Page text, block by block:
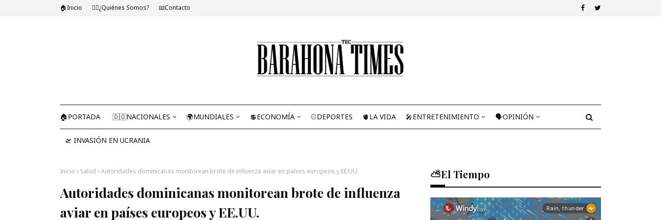
🏠Inicio 🤷‍♂️¿Quiénes Somos? 📧Contacto
🏠PORTADA 🇩🇴NACIONALES 🌍MUNDIALES 💲ECONOMÍA ⚾DEPORTES 🫀LA VIDA 🎤ENTRETENIMIENTO 🗣OPINIÓN
🛫 INVASIÓN EN UCRANIA
Inicio Salud Autoridades dominicanas monitorean brote de influenza aviar en países europeos y EE.UU.
Autoridades dominicanas monitorean brote de influenza
aviar en países europeos y EE.UU.
⛅El Tiempo